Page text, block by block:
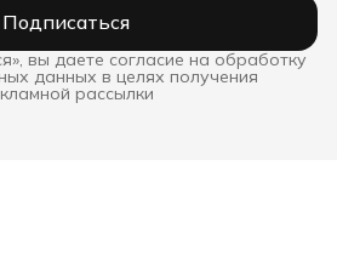
Подписаться
вы даете согласие на обработку
данных в целях получения
рассылки